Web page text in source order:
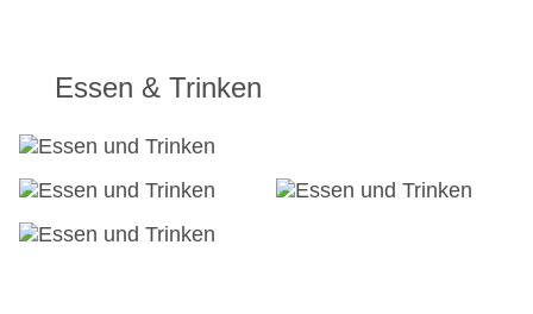
Konferenzraum
Garten: ohne Gebühr
Hotelsafe: ohne Gebühr
WLAN/WiFi im Hotel
Lift
Essen & Trinken